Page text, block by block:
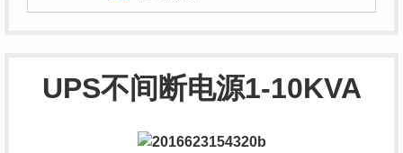
UPS不间断电源1-10KVA